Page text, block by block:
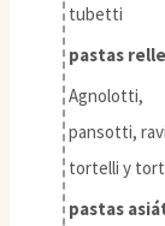
tubetti
pastas
Agnolotti,
pansotti,
tortelli y
pastas